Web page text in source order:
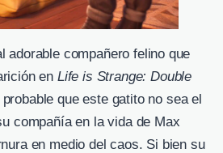
adorable compañero felino que
en Life is Strange: Double
que este gatito no sea el
compañía en la vida de Max
en medio del caos. Si bien su